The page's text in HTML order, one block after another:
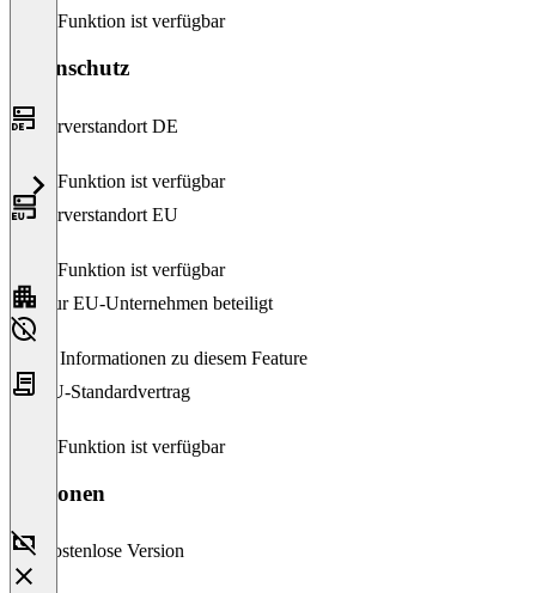
Diese Funktion ist verfügbar
Datenschutz
Serverstandort DE
Diese Funktion ist verfügbar
Serverstandort EU
Diese Funktion ist verfügbar
Nur EU-Unternehmen beteiligt
Keine Informationen zu diesem Feature
EU-Standardvertrag
Diese Funktion ist verfügbar
Versionen
Kostenlose Version